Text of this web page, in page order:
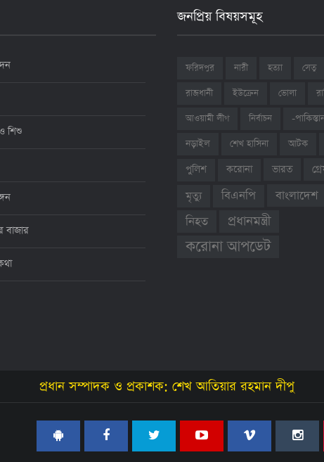
শিশু
বাজার
জনপ্রিয় বিষয়সমূহ
ফরিদপুর নারী হত্যা সেতু
রাজধানী ইউক্রেন ভোলা
আওয়ামী লীগ
নির্বাচন
-
নড়াইল
শেখ হাসিনা আটক
পুলিশ
করোনা ভারত
মৃত্যু
বিএনপি
বাংলাদেশ
নিহত
প্রধানমন্ত্রী
করোনা আপডেট
প্রধান সম্পাদক ও প্রকাশক: শেখ আতিয়ার রহমান দীপু